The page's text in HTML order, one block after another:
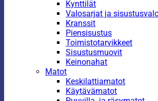
Kynttilät
Valosarjat ja
Kranssit
Piensisustus
Toimistotarvikkeet
Sisustusmuovit
Keinonahat
Matot
Keskilattiamatot
Käytävämatot